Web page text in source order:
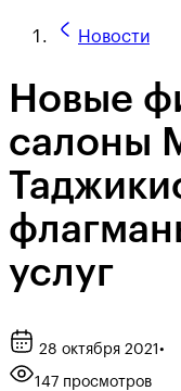
Новости
Новые
салоны
услуг
28 октября 2021 •
147 просмотров